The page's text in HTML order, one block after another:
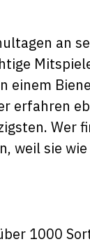
an
einem
erfahren
Wer
weil sie
1000